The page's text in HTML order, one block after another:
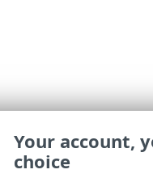
Your account,
choice